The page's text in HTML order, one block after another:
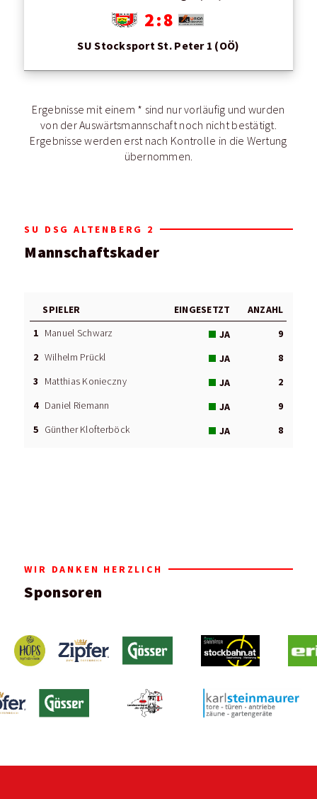
2 : 8
SU Stocksport St. Peter 1 (OÖ)
Ergebnisse mit einem * sind nur vorläufig und wurden
von der Auswärtsmannschaft noch nicht bestätigt.
Ergebnisse werden erst nach Kontrolle in die Wertung
übernommen.
SU DSG ALTENBERG 2
Mannschaftskader
SPIELER EINGESETZT
ANZAHL
1 Manuel Schwarz JA
9
2 Wilhelm Prückl JA
8
3
Matthias Konieczny JA
2
4 Daniel Riemann JA
9
5 Günther Klofterböck JA 8
WIR DANKEN HERZLICH
Sponsoren